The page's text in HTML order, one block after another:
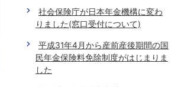
社会保険庁が日本年金機構に変わ
りました(窓口受付について)
平成31年4月から産前産後期間の国
民年金保険料免除制度がはじまりま
した